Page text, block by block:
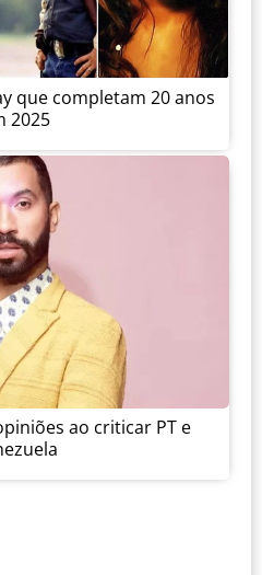
que completam 20 anos
2025
ao criticar PT e